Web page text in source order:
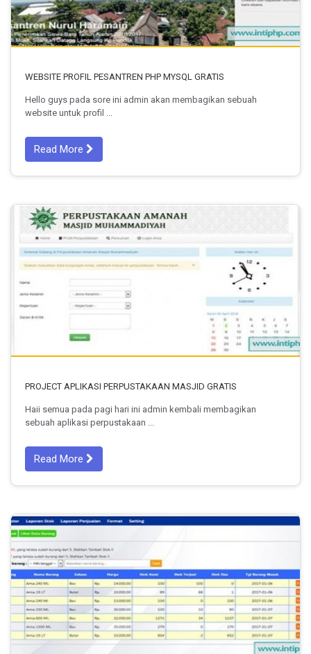
WEBSITE PROFIL PESANTREN PHP MYSQL GRATIS
Hello guys pada sore ini admin akan membagikan sebuah
website untuk profil ...
Read More
PROJECT APLIKASI PERPUSTAKAAN MASJID GRATIS
Haii semua pada pagi hari ini admin kembali membagikan
sebuah aplikasi perpustakaan ...
Read More